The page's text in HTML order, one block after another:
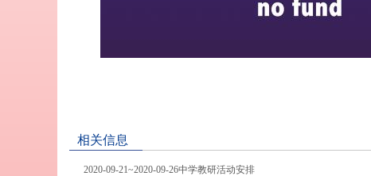
相关信息
2020-09-21~2020-09-26中学教研活动安排